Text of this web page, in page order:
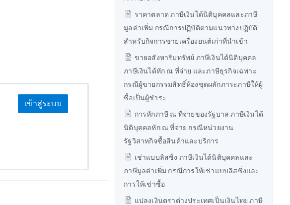
ราคาตลาด ภาษีเงินได้นิติบุคคลและภาษี
มูลค่าเพิ่ม กรณีการปฏิบัติตามแนวทางปฏิบัติ
สำหรับกิจการขายเครื่องยนต์เก่าที่นำเข้า
ขายอสังหาริมทรัพย์ ภาษีเงินได้นิติบุคคล
ภาษีเงินได้หัก ณ ที่จ่าย และภาษีธุรกิจเฉพาะ
กรณีผู้ขายกรรมสิทธิ์ห้องชุดผลักภาระภาษีให้ผู้
ซื้อเป็นผู้ชำระ
การหักภาษี ณ ที่จ่ายของรัฐบาล ภาษีเงินได้
นิติบุคคลหัก ณ ที่จ่าย กรณีหน่วยงาน
รัฐวิสาหกิจซื้อสินค้าและบริการ
เช่าแบบลิสซิ่ง ภาษีเงินได้นิติบุคคลและ
ภาษีมูลค่าเพิ่ม กรณีการให้เช่าแบบลิสซิ่งและ
การให้เช่าซื้อ
แปลงเงินตราต่างประเทศเป็นเงินไทย ภาษี
เข้าสู่ระบบ